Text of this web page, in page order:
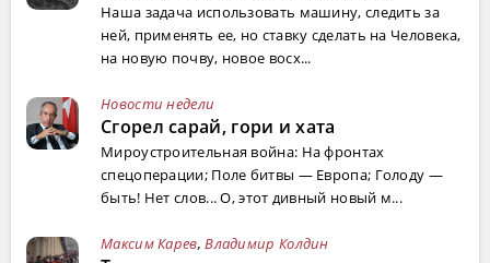
Наша задача использовать машину, следить за
ней, применять ее, но ставку сделать на Человека,
на новую почву, новое восх...
Новости недели
Сгорел сарай, гори и хата
Мироустроительная война: На фронтах
спецоперации; Поле битвы — Европа; Голоду —
быть! Нет слов... О, этот дивный новый м...
Максим Карев,Владимир Колдин